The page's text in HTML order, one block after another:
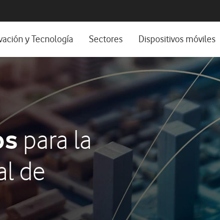
ayuda e idioma
y Tecnología
de Innovación
Visión
y webinars
y estudios
Sectores
Sector Privado
Sector Público
Experiencias de clientes
Experiencias 5G
Dispositivos móviles
para la
de